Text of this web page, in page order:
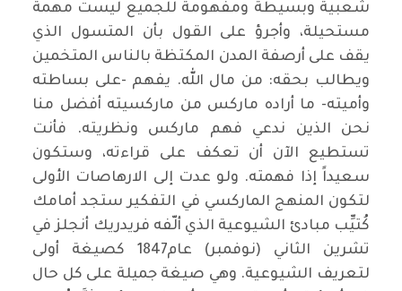
شعبية وبسيطة ومفهومة للجميع ليست مهمة
مستحيلة، وأجرؤ على القول بأن المتسول الذي
يقف على أرصفة المدن المكتظة بالناس المتخمين
ويطالب بحقه: من مال الله. يفهم -على بساطته
وأميته- ما أراده ماركس من ماركسيته أفضل منا
نحن الذين ندعي فهم ماركس ونظريته. فأنت
تستطيع الآن أن تعكف على قراءته، وستكون
سعيداً إذا فهمته. ولو عدت إلى الارهاصات الأولى
لتكون المنهج الماركسي في التفكير ستجد أمامك
كُتيِّب مبادئ الشيوعية الذي ألّفه فريدريك أنجلز في
تشرين الثاني (نوفمبر) عام1847 كصيغة أولى
لتعريف الشيوعية. وهي صيغة جميلة على كل حال